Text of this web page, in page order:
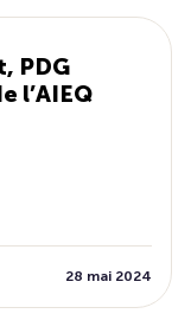
PDG
l’AIEQ
28 mai 2024